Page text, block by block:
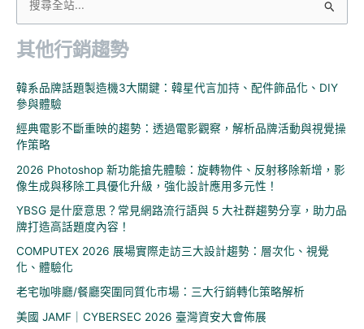
關
字
其他行銷趨勢
韓系品牌話題製造機3大關鍵：韓星代言加持、配件飾品化、DIY
參與體驗
經典電影不斷重映的趨勢：透過電影觀察，解析品牌活動與視覺操
作策略
2026 Photoshop 新功能搶先體驗：旋轉物件、反射移除新增，影
像生成與移除工具優化升級，強化設計應用多元性！
YBSG 是什麼意思？常見網路流行語與 5 大社群趨勢分享，助力品
牌打造高話題度內容！
COMPUTEX 2026 展場實際走訪三大設計趨勢：層次化、視覺
化、體驗化
老宅咖啡廳/餐廳突圍同質化市場：三大行銷轉化策略解析
美國 JAMF｜CYBERSEC 2026 臺灣資安大會佈展